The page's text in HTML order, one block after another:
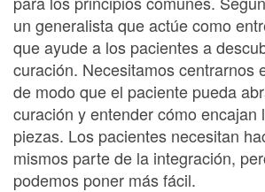
un generalista que actúe como
que ayude a los pacientes a
curación. Necesitamos centrarnos
de modo que el paciente pueda
curación y entender cómo encajan
piezas. Los pacientes necesitan
mismos parte de la integración,
podemos poner más fácil.